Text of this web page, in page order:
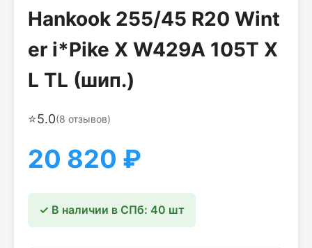
Hankook 255/45 R20 Wint
er i*Pike X W429A 105T X
L TL (шип.)
⭐5.0(8 отзывов)
20 820 ₽
✓ В наличии в СПб: 40 шт